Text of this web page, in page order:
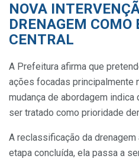
NOVA
DRENAGEM COMO
CENTRAL
A Prefeitura afirma que
ações focadas principalmente
mudança de abordagem
ser tratado como prioridade
A reclassificação da
etapa concluída, ela passa a